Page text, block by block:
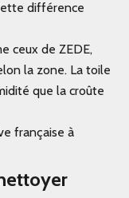
différence
ceux de ZEDE,
la zone. La toile
que la croûte
française à